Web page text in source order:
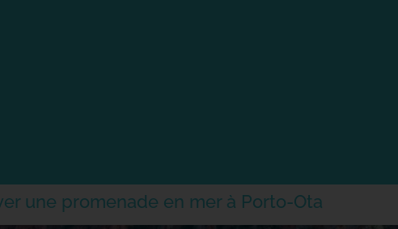
une promenade en mer à Porto-Ota